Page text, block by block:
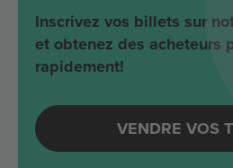
Inscrivez vos billets sur
et obtenez des acheteurs
rapidement!
VENDRE VOS